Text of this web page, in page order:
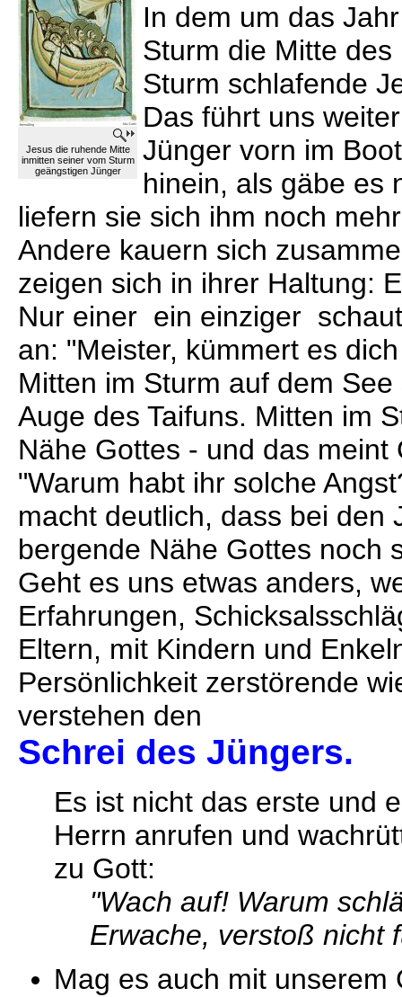
Jesus die ruhende Mitte
inmitten seiner vom Sturm
geängstigen Jünger
In dem um das
Sturm die Mitte
Sturm schlafende
Das führt uns
Jünger vorn im
hinein, als gäbe es
liefern sie sich ihm noch
Andere kauern sich
zeigen sich in ihrer Haltung:
Nur einer ein einziger
an: "Meister, kümmert es
Mitten im Sturm auf dem
Auge des Taifuns. Mitten im
Nähe Gottes - und das
"Warum habt ihr solche
macht deutlich, dass bei den
bergende Nähe Gottes noch
Geht es uns etwas anders,
Erfahrungen,
Eltern, mit Kindern und
Persönlichkeit zerstörende
verstehen den
Schrei des Jüngers.
Es ist nicht das erste und
Herrn anrufen und
zu Gott:
"Wach auf! Warum
Erwache, verstoß nicht
Mag es auch mit unserem